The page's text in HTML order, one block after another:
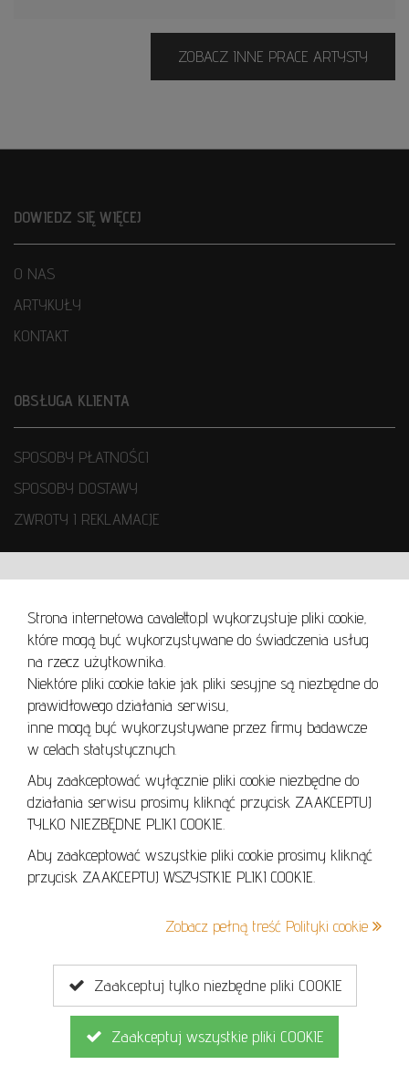
Strona internetowa cavaletto.pl wykorzystuje pliki cookie,
które mogą być wykorzystywane do świadczenia usług
na rzecz użytkownika.
Niektóre pliki cookie takie jak pliki sesyjne są niezbędne do
prawidłowego działania serwisu,
inne mogą być wykorzystywane przez firmy badawcze
w celach statystycznych.
Aby zaakceptować wyłącznie pliki cookie niezbędne do
działania serwisu prosimy kliknąć przycisk ZAAKCEPTUJ
TYLKO NIEZBĘDNE PLIKI COOKIE.
Aby zaakceptować wszystkie pliki cookie prosimy kliknąć
przycisk ZAAKCEPTUJ WSZYSTKIE PLIKI COOKIE.
Zobacz pełną treść Polityki cookie
Zaakceptuj tylko niezbędne pliki COOKIE
Zaakceptuj wszystkie pliki COOKIE
ZOBACZ INNE PRACE ARTYSTY
DOWIEDZ SIĘ WIĘCEJ
O NAS
ARTYKUŁY
KONTAKT
OBSŁUGA KLIENTA
SPOSOBY PŁATNOŚCI
SPOSOBY DOSTAWY
ZWROTY I REKLAMACJE
REGULAMIN
REGULAMIN AUKCJI
POLITYKA PRYWATNOŚCI
POLITYKA COOKIES
+48 605 240 157
Copyright © 2026MGN Group. Wszelkie prawa zastrzeżone.
Projekt i wykonanieAmbicodedla MGN Group.